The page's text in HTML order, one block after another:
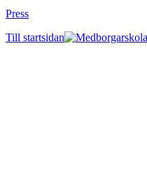
Press
Till startsidan